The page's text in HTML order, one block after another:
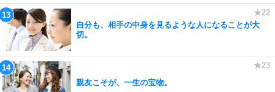
自分も、相手の中身を見るような人になることが大
切。
親友こそが、一生の宝物。